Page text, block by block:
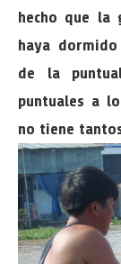
hecho que la
haya
de la
puntuales a
no tiene